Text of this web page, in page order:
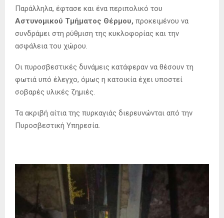
Παράλληλα, έφτασε και ένα περιπολικό του
Αστυνομικού Τμήματος Θέρμου, προκειμένου να
συνδράμει στη ρύθμιση της κυκλοφορίας και την
ασφάλεια του χώρου.
Οι πυροσβεστικές δυνάμεις κατάφεραν να θέσουν τη
φωτιά υπό έλεγχο, όμως η κατοικία έχει υποστεί
σοβαρές υλικές ζημιές.
Τα ακριβή αίτια της πυρκαγιάς διερευνώνται από την
Πυροσβεστική Υπηρεσία.